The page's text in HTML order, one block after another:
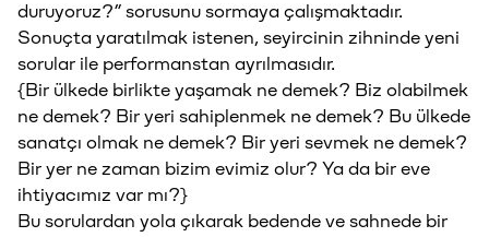
duruyoruz?” sorusunu sormaya çalışmaktadır.
Sonuçta yaratılmak istenen, seyircinin zihninde yeni
sorular ile performanstan ayrılmasıdır.
{Bir ülkede birlikte yaşamak ne demek? Biz olabilmek
ne demek? Bir yeri sahiplenmek ne demek? Bu ülkede
sanatçı olmak ne demek? Bir yeri sevmek ne demek?
Bir yer ne zaman bizim evimiz olur? Ya da bir eve
ihtiyacımız var mı?}
Bu sorulardan yola çıkarak bedende ve sahnede bir